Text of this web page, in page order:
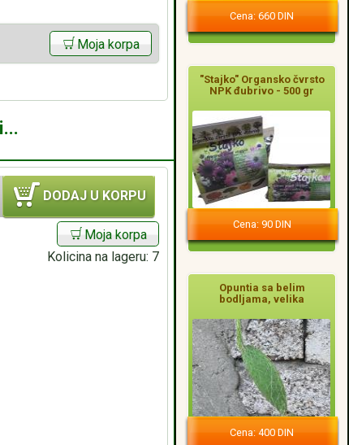
Moja korpa
DODAJ U KORPU
Moja korpa
Kolicina na lageru: 7
Cena: 660 DIN
"Stajko" Organsko čvrsto
NPK đubrivo - 500 gr
Cena: 90 DIN
Opuntia sa belim
bodljama, velika
Cena: 400 DIN